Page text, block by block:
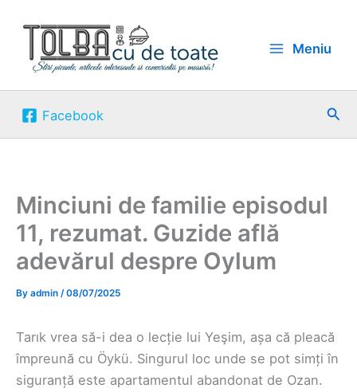
content
Meniu
Facebook
Minciuni de familie episodul
11, rezumat. Guzide află
adevărul despre Oylum
By admin /08/07/2025
Tarık vrea să-i dea o lecție lui Yeşim, așa că pleacă
împreună cu Öykü. Singurul loc unde se pot simți în
siguranță este apartamentul abandonat de Ozan.